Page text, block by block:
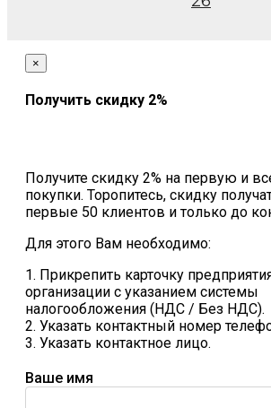
×
Получить скидку 2%
Получите скидку 2% на первую и
покупки. Торопитесь, скидку
первые 50 клиентов и только до
Для этого Вам необходимо:
1. Прикрепить карточку
организации с указанием системы
налогообложения (НДС / Без НДС).
2. Указать контактный номер
3. Указать контактное лицо.
Ваше имя